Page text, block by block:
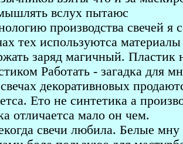
вслух пытаюс
производства свечей я
тех используютса
заряд магичный. Пластик
Работать - загадка для
декоративновых
Ето не синтетика а
отличаетса мало он чем.
свечи любила. Белые